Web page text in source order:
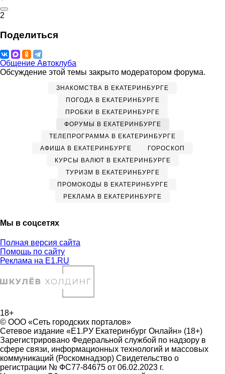
2
Поделиться
Общение Автоклуба
Обсуждение этой темы закрыто модератором форума.
ЗНАКОМСТВА В ЕКАТЕРИНБУРГЕ
ПОГОДА В ЕКАТЕРИНБУРГЕ
ПРОБКИ В ЕКАТЕРИНБУРГЕ
ФОРУМЫ В ЕКАТЕРИНБУРГЕ
ТЕЛЕПРОГРАММА В ЕКАТЕРИНБУРГЕ
АФИША В ЕКАТЕРИНБУРГЕ
ГОРОСКОП
КУРСЫ ВАЛЮТ В ЕКАТЕРИНБУРГЕ
ТУРИЗМ В ЕКАТЕРИНБУРГЕ
ПРОМОКОДЫ В ЕКАТЕРИНБУРГЕ
РЕКЛАМА В ЕКАТЕРИНБУРГЕ
Мы в соцсетях
Полная версия сайта
Помощь по сайту
Реклама на E1.RU
18+
© ООО «Сеть городских порталов»
Сетевое издание «Е1.РУ Екатеринбург Онлайн» (18+)
Зарегистрировано Федеральной службой по надзору в
сфере связи, информационных технологий и массовых
коммуникаций (Роскомнадзор) Свидетельство о
регистрации № ФС77-84675 от 06.02.2023 г.